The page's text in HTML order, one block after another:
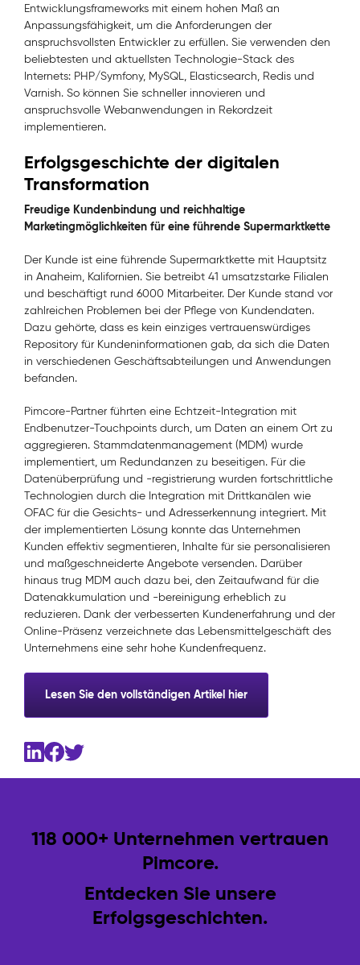
Entwicklungsframeworks mit einem hohen Maß an
Anpassungsfähigkeit, um die Anforderungen der
anspruchsvollsten Entwickler zu erfüllen. Sie verwenden den
beliebtesten und aktuellsten Technologie-Stack des
Internets: PHP/Symfony, MySQL, Elasticsearch, Redis und
Varnish. So können Sie schneller innovieren und
anspruchsvolle Webanwendungen in Rekordzeit
implementieren.
Erfolgsgeschichte der digitalen
Transformation
Freudige Kundenbindung und reichhaltige
Marketingmöglichkeiten für eine führende Supermarktkette
Der Kunde ist eine führende Supermarktkette mit Hauptsitz
in Anaheim, Kalifornien. Sie betreibt 41 umsatzstarke Filialen
und beschäftigt rund 6000 Mitarbeiter. Der Kunde stand vor
zahlreichen Problemen bei der Pflege von Kundendaten.
Dazu gehörte, dass es kein einziges vertrauenswürdiges
Repository für Kundeninformationen gab, da sich die Daten
in verschiedenen Geschäftsabteilungen und Anwendungen
befanden.
Pimcore-Partner führten eine Echtzeit-Integration mit
Endbenutzer-Touchpoints durch, um Daten an einem Ort zu
aggregieren. Stammdatenmanagement (MDM) wurde
implementiert, um Redundanzen zu beseitigen. Für die
Datenüberprüfung und -registrierung wurden fortschrittliche
Technologien durch die Integration mit Drittkanälen wie
OFAC für die Gesichts- und Adresserkennung integriert. Mit
der implementierten Lösung konnte das Unternehmen
Kunden effektiv segmentieren, Inhalte für sie personalisieren
und maßgeschneiderte Angebote versenden. Darüber
hinaus trug MDM auch dazu bei, den Zeitaufwand für die
Datenakkumulation und -bereinigung erheblich zu
reduzieren. Dank der verbesserten Kundenerfahrung und der
Online-Präsenz verzeichnete das Lebensmittelgeschäft des
Unternehmens eine sehr hohe Kundenfrequenz.
Lesen Sie den vollständigen Artikel hier
118 000+ Unternehmen vertrauen
Pimcore.
Entdecken Sie unsere
Erfolgsgeschichten.